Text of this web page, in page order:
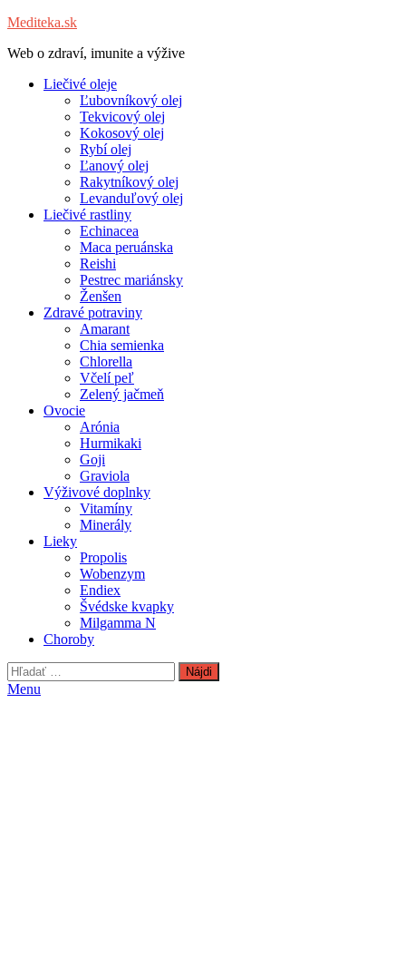
Mediteka.sk
Web o zdraví, imunite a výžive
Liečivé oleje
Ľubovníkový olej
Tekvicový olej
Kokosový olej
Rybí olej
Ľanový olej
Rakytníkový olej
Levanduľový olej
Liečivé rastliny
Echinacea
Maca peruánska
Reishi
Pestrec mariánsky
Ženšen
Zdravé potraviny
Amarant
Chia semienka
Chlorella
Včelí peľ
Zelený jačmeň
Ovocie
Arónia
Hurmikaki
Goji
Graviola
Výživové doplnky
Vitamíny
Minerály
Lieky
Propolis
Wobenzym
Endiex
Švédske kvapky
Milgamma N
Choroby
Hľadať:
Menu